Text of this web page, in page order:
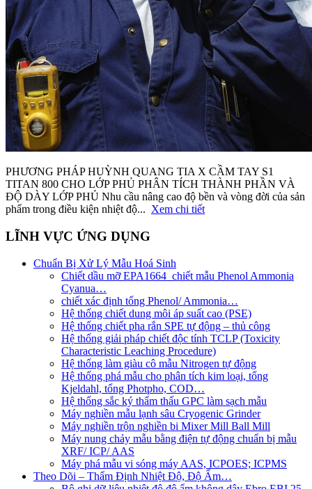
PHƯƠNG PHÁP HUỲNH QUANG TIA X CẦM TAY S1
TITAN 800 CHO LỚP PHỦ PHÂN TÍCH THÀNH PHẦN VÀ
ĐỘ DÀY LỚP PHỦ Nhu cầu nâng cao độ bền và vòng đời của sản
phẩm trong điều kiện nhiệt độ... Xem chi tiết
LĨNH VỰC ỨNG DỤNG
Chuẩn Bị Xử Lý Mẫu Hoá Sinh
Chiết dầu mỡ EPA1664_chiết mẫu Phenol Ammonia
Cyanua…
chiết xác định tổng Phenol/ Ammonia…
Hệ thống chiết dung môi áp suất cao (PSE)
Hệ thống chiết pha rắn SPE tự động – thủ công
Hệ thống giải pháp chiết độc tính TCLP (Toxicity
Characteristic Leaching Procedure)
Hệ thống làm giàu cô mẫu Nitrogen tự động
Hệ thống phá mẫu cho phân tích kim loại, tổng
Kjeldahl, tổng Photpho, COD…
Hệ thống sắc ký thẩm thấu GPC làm sạch mẫu
Máy nghiền mẫu lạnh sâu Cryogenic Grinder
Máy nghiền trộn nghiền bi Mixer Mill Ball Mill
Máy nung chảy mẫu bằng điện tự động chuẩn bị mẫu
XRF/ ICP/ AAS
Máy phá mẫu vi sóng máy AAS, ICPOES; ICPMS
Theo Dõi – Thẩm Định Nhiệt Độ, Độ Ẩm…